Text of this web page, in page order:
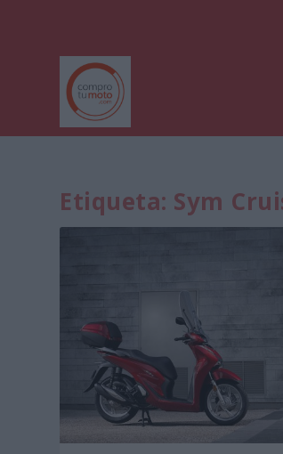
Etiqueta: Sym